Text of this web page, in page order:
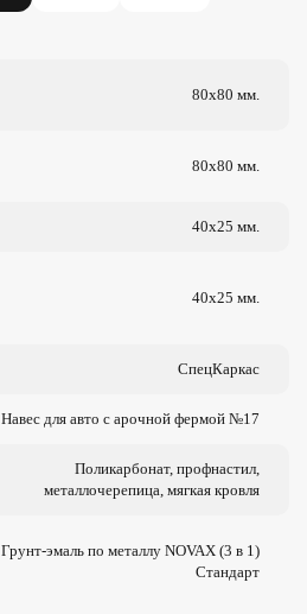
80х80 мм.
80х80 мм.
40х25 мм.
40х25 мм.
СпецКаркас
Навес для авто с арочной фермой №17
Поликарбонат, профнастил,
металлочерепица, мягкая кровля
Грунт-эмаль по металлу NOVAX (3 в 1)
Стандарт